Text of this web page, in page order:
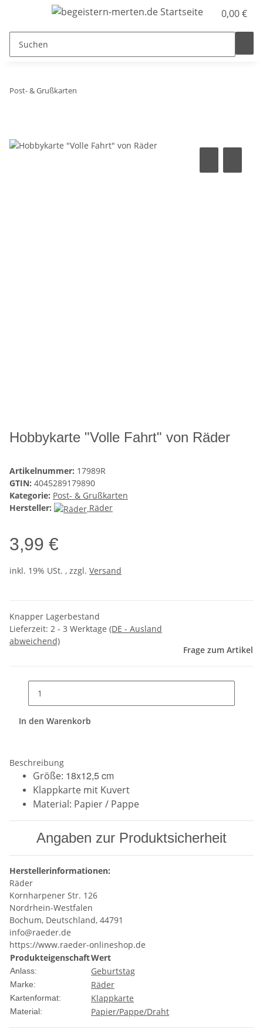
0,00 €
Post- & Grußkarten
Hobbykarte "Volle Fahrt" von Räder
Artikelnummer: 17989R
GTIN: 4045289179890
Kategorie: Post- & Grußkarten
Hersteller:
Räder
3,99 €
inkl. 19% USt. , zzgl. Versand
Knapper Lagerbestand
Lieferzeit: 2 - 3 Werktage (DE - Ausland
abweichend)
Frage zum Artikel
In den Warenkorb
Beschreibung
Größe: 18x12,5 cm
Klappkarte mit Kuvert
Material: Papier / Pappe
Angaben zur Produktsicherheit
Herstellerinformationen:
Räder
Kornharpener Str. 126
Nordrhein-Westfalen
Bochum, Deutschland, 44791
info@raeder.de
https://www.raeder-onlineshop.de
ProdukteigenschaftWert
Anlass: Geburtstag
Marke: Räder
Kartenformat: Klappkarte
Material: Papier/Pappe/Draht